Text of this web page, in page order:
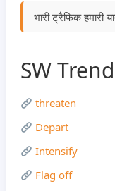
भारी ट्रैफिक हमारी
SW
threaten
Depart
Intensify
Flag off